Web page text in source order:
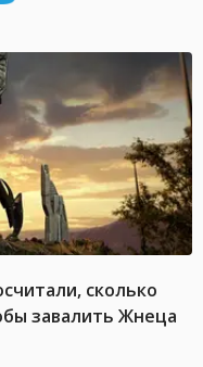
сколько
завалить Жнеца